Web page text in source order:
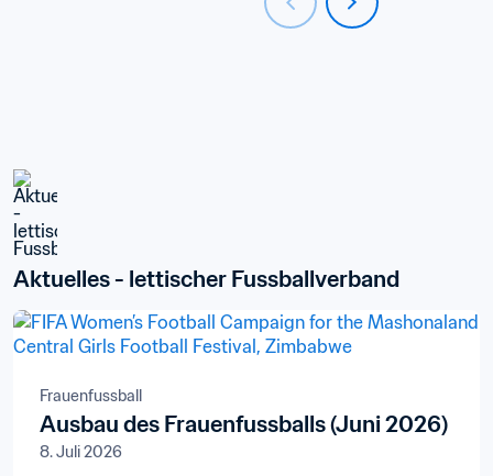
Aktuelles - lettischer Fussballverband
Frauenfussball
Ausbau des Frauenfussballs (Juni 2026)
8. Juli 2026